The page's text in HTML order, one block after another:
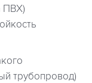
ПВХ)
трубопровод)